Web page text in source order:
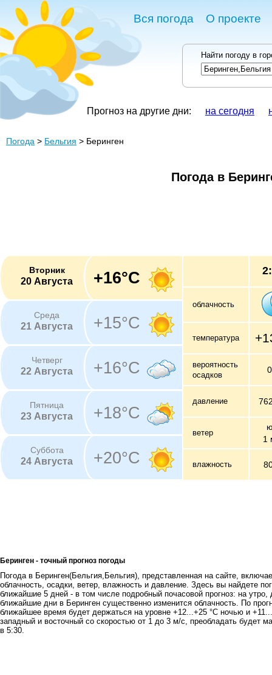
Вся погода О проекте
Найти погоду в
Прогноз на другие дни: на сегодня
Погода > Бельгия > Беринген
Погода в
Вторник
20 Августа +16°C
Среда
21 Августа +15°C
Четверг
22 Августа +16°C
Пятница
23 Августа +18°C
Суббота
24 Августа +20°C
облачность
температура
вероятность
осадков
давление
ветер
1
влажность
Беринген - точный прогноз погоды
Погода в Беринген(Бельгия,Бельгия), представленная на сайте,
облачность, осадки, ветер, влажность и давление. Здесь вы найдете
ближайшие 5 дней - в том числе подробный почасовой прогноз: на
ближайшие дни в Беринген существенно изменится облачность. По
ближайшее время будет держаться на уровне +12...+25 °C ночью и
западный и восточный со скоростью от 1 до 3 м/с, преобладать будет
в 5:30.